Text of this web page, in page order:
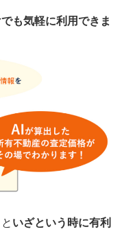
も気軽に利用できま
いざという時に有利